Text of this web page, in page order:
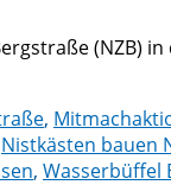
(NZB)
,
Nistkästen bauen
, Wasserbüffel